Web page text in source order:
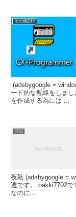
その他DIY
(adsbygoogle =
ード的な配線をしま
を作成する為には ...
日記
夜勤 (adsbygoogle =
週です。 bakki7702で
なのに...